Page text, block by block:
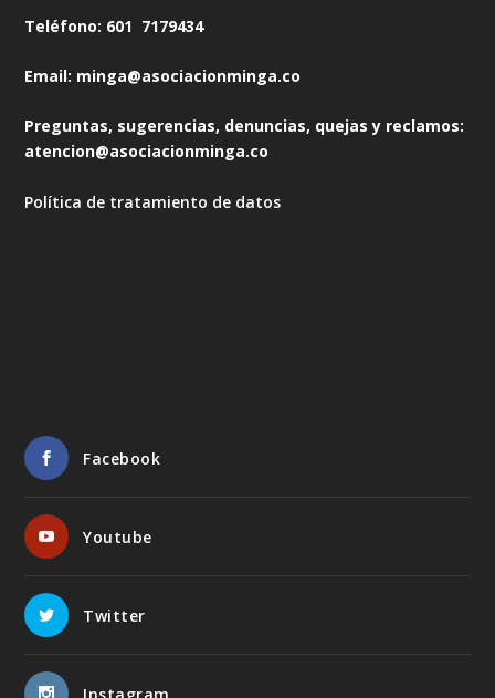
Teléfono: 601 7179434
Email: minga@asociacionminga.co
Preguntas, sugerencias, denuncias, quejas y reclamos:
atencion@asociacionminga.co
Política de tratamiento de datos
Facebook
Youtube
Twitter